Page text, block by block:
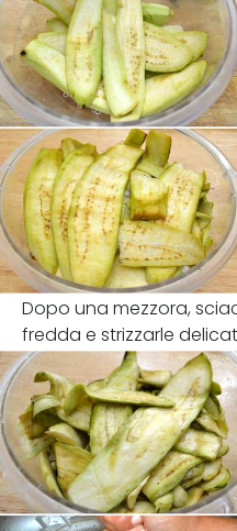
Dopo una mezzora,
fredda e strizzarle